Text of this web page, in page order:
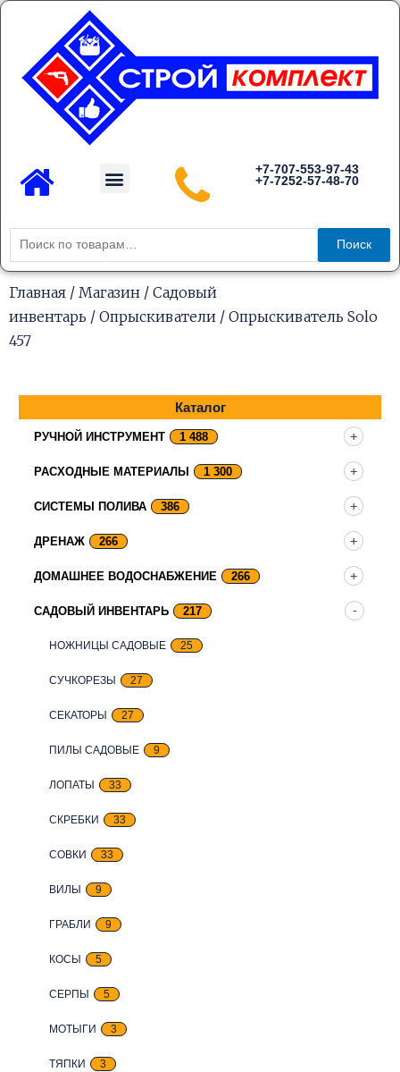
Перейти
содержимому
Menu
+7-707-553-97-43
+7-7252-57-48-70
Искать:
Поиск
Главная / Магазин / Садовый
инвентарь / Опрыскиватели / Опрыскиватель Solo
457
Каталог
РУЧНОЙ ИНСТРУМЕНТ 1 488
РАСХОДНЫЕ МАТЕРИАЛЫ 1 300
СИСТЕМЫ ПОЛИВА 386
ДРЕНАЖ 266
ДОМАШНЕЕ ВОДОСНАБЖЕНИЕ 266
САДОВЫЙ ИНВЕНТАРЬ 217
НОЖНИЦЫ САДОВЫЕ 25
СУЧКОРЕЗЫ 27
СЕКАТОРЫ 27
ПИЛЫ САДОВЫЕ 9
ЛОПАТЫ 33
СКРЕБКИ 33
СОВКИ 33
ВИЛЫ 9
ГРАБЛИ 9
КОСЫ 5
СЕРПЫ 5
МОТЫГИ 3
ТЯПКИ 3